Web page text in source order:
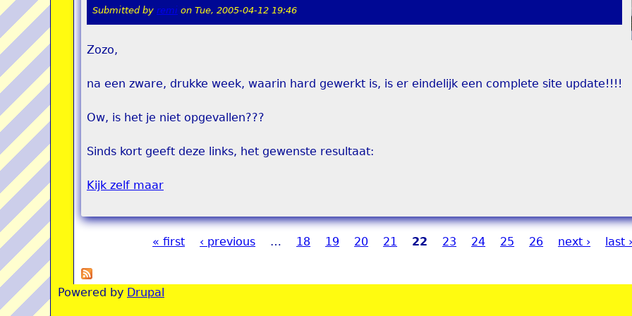
Submitted by remi on Tue, 2005-04-12 19:46
Zozo,
na een zware, drukke week, waarin hard gewerkt is, is er eindelijk een complete site update!!!!
Ow, is het je niet opgevallen???
Sinds kort geeft deze links, het gewenste resultaat:
Kijk zelf maar
« first ‹ previous … 18 19 20 21 22 23 24 25 26 next › last
Powered by Drupal